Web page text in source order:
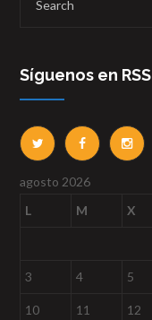
Síguenos en RSS
agosto 2026
L
M X
3 4 5
10 11 12